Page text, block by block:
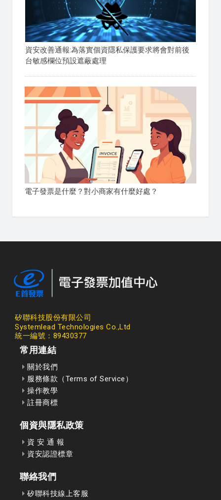
資安改善通報:為落實個資隱私保護要求將會對前後
台敏感欄位預設遮蔽處理
電子發票是什麼？對小商家有什麼好處？
矽聯科技股份有限公司
Systemlead Technologies Co.,Ltd
統一編號：89430377
常用連結
關於我們
服務條款（Terms of Service）
操作教學
註冊商標
個資與隱私政策
資 安 通 報
資安認證標章
聯絡我們
矽聯科技線上客服